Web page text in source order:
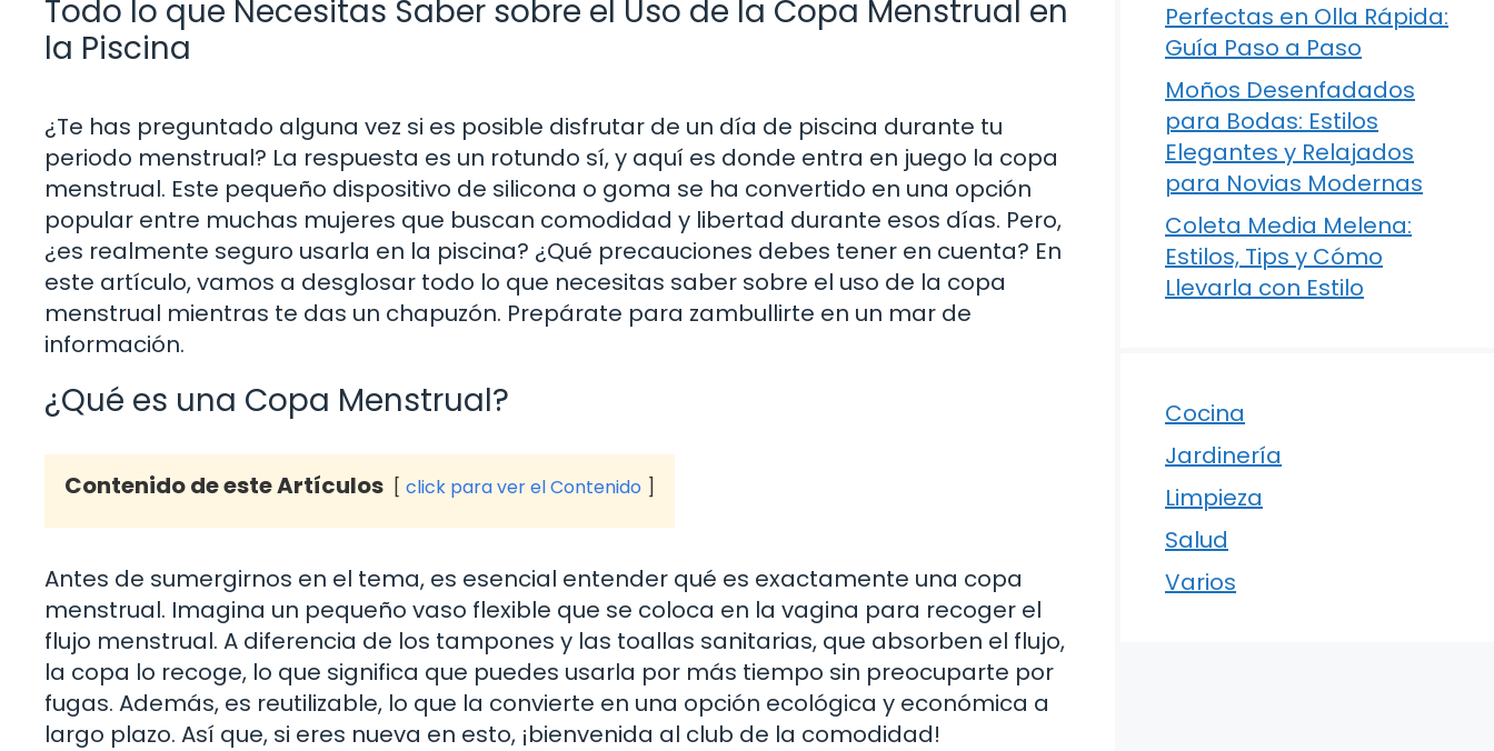
Todo lo que Necesitas Saber sobre el Uso de la Copa Menstrual en
la Piscina
¿Te has preguntado alguna vez si es posible disfrutar de un día de piscina durante tu
periodo menstrual? La respuesta es un rotundo sí, y aquí es donde entra en juego la copa
menstrual. Este pequeño dispositivo de silicona o goma se ha convertido en una opción
popular entre muchas mujeres que buscan comodidad y libertad durante esos días. Pero,
¿es realmente seguro usarla en la piscina? ¿Qué precauciones debes tener en cuenta? En
este artículo, vamos a desglosar todo lo que necesitas saber sobre el uso de la copa
menstrual mientras te das un chapuzón. Prepárate para zambullirte en un mar de
información.
¿Qué es una Copa Menstrual?
Contenido de este Artículos click para ver el Contenido
Antes de sumergirnos en el tema, es esencial entender qué es exactamente una copa
menstrual. Imagina un pequeño vaso flexible que se coloca en la vagina para recoger el
flujo menstrual. A diferencia de los tampones y las toallas sanitarias, que absorben el flujo,
la copa lo recoge, lo que significa que puedes usarla por más tiempo sin preocuparte por
fugas. Además, es reutilizable, lo que la convierte en una opción ecológica y económica a
largo plazo. Así que, si eres nueva en esto, ¡bienvenida al club de la comodidad!
Perfectas en Olla Rápida:
Guía Paso a Paso
Moños Desenfadados
para Bodas: Estilos
Elegantes y Relajados
para Novias Modernas
Coleta Media Melena:
Estilos, Tips y Cómo
Llevarla con Estilo
Cocina
Jardinería
Limpieza
Salud
Varios